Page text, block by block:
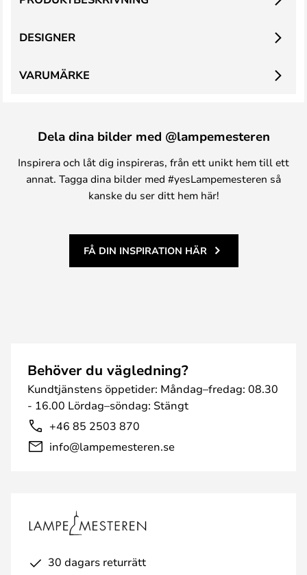
DESIGNER
VARUMÄRKE
Dela dina bilder med @lampemesteren
Inspirera och låt dig inspireras, från ett unikt hem till ett
annat. Tagga dina bilder med #yesLampemesteren så
kanske du ser ditt hem här!
FÅ DIN INSPIRATION HÄR
Behöver du vägledning?
Kundtjänstens öppetider: Måndag–fredag: 08.30
- 16.00 Lördag–söndag: Stängt
+46 85 2503 870
info@lampemesteren.se
30 dagars returrätt